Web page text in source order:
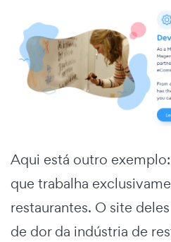
Aqui está outro
que trabalha
restaurantes. O site
de dor da indústria de